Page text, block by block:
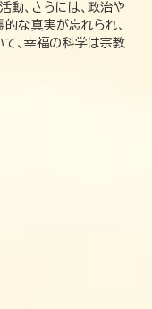
動、さらには、政治や
な真実が忘れられ、
、幸福の科学は宗教